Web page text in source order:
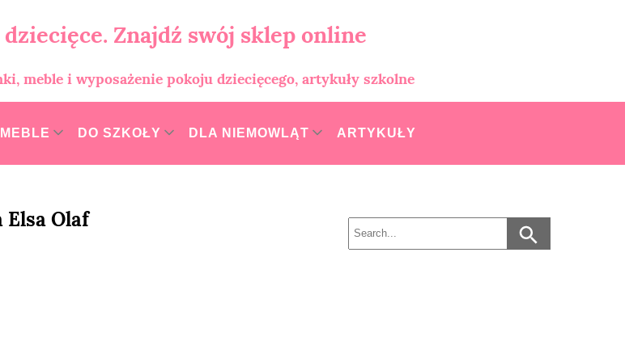
Znajdź swój sklep online
meble i wyposażenie pokoju dziecięcego, artykuły szkolne
MEBLE DO SZKOŁY DLA NIEMOWLĄT ARTYKUŁY
Olaf